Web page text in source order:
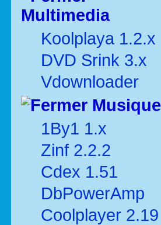
Multimedia
Koolplaya 1.2.x
DVD Srink 3.x
Vdownloader
Musique
1By1 1.x
Zinf 2.2.2
Cdex 1.51
DbPowerAmp
Coolplayer 2.19